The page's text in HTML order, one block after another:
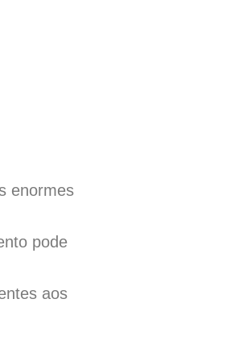
enormes
pode
aos